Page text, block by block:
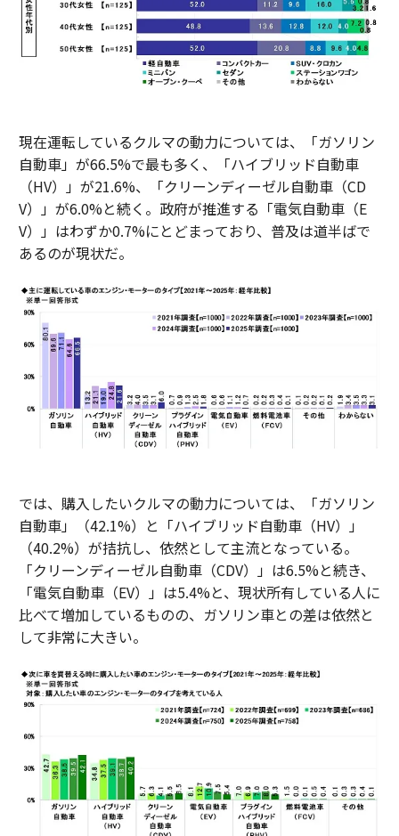
現在運転しているクルマの動力については、「ガソリン
自動車」が66.5%で最も多く、「ハイブリッド自動車
（HV）」が21.6%、「クリーンディーゼル自動車（CD
V）」が6.0%と続く。政府が推進する「電気自動車（E
V）」はわずか0.7%にとどまっており、普及は道半ばで
あるのが現状だ。
では、購入したいクルマの動力については、「ガソリン
自動車」（42.1%）と「ハイブリッド自動車（HV）」
（40.2%）が拮抗し、依然として主流となっている。
「クリーンディーゼル自動車（CDV）」は6.5%と続き、
「電気自動車（EV）」は5.4%と、現状所有している人に
比べて増加しているものの、ガソリン車との差は依然と
して非常に大きい。